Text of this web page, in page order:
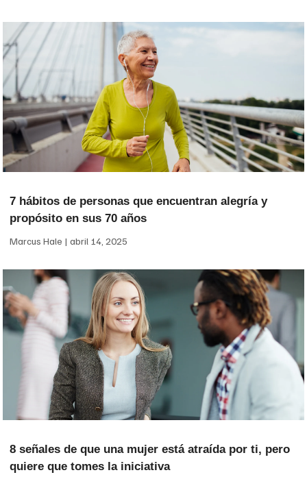
7 hábitos de personas que encuentran alegría y
propósito en sus 70 años
Marcus Hale abril 14, 2025
8 señales de que una mujer está atraída por ti, pero
quiere que tomes la iniciativa